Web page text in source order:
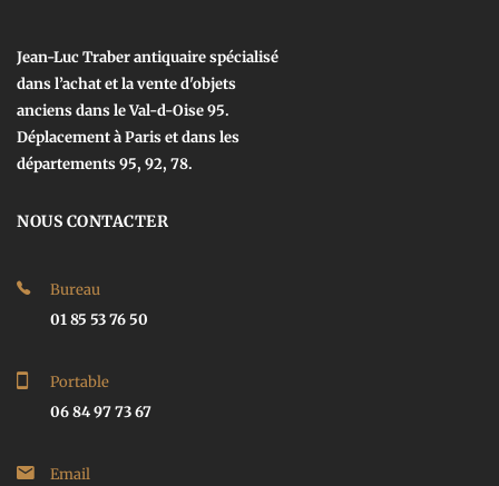
Jean-Luc Traber antiquaire spécialisé
dans l’achat et la vente d'objets
anciens dans le Val-d-Oise 95.
Déplacement à Paris et dans les
départements 95, 92, 78.
NOUS CONTACTER
Bureau
01 85 53 76 50
Portable
06 84 97 73 67
Email